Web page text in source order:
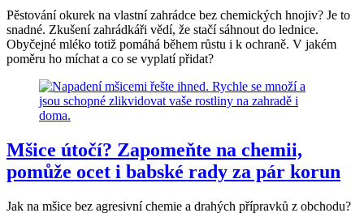
Pěstování okurek na vlastní zahrádce bez chemických hnojiv? Je to
snadné. Zkušení zahrádkáři vědí, že stačí sáhnout do lednice.
Obyčejné mléko totiž pomáhá během růstu i k ochraně. V jakém
poměru ho míchat a co se vyplatí přidat?
Mšice útočí? Zapomeňte na chemii,
pomůže ocet i babské rady za pár korun
Jak na mšice bez agresivní chemie a drahých přípravků z obchodu?